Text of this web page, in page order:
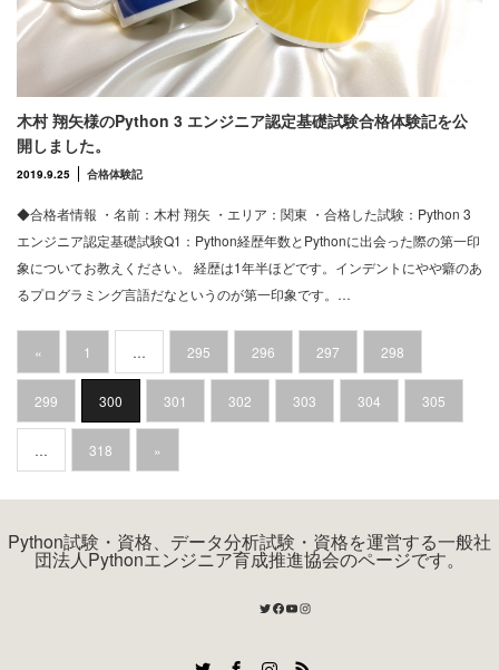
木村 翔矢様のPython 3 エンジニア認定基礎試験合格体験記を公
開しました。
2019.9.25 合格体験記
◆合格者情報 ・名前：木村 翔矢 ・エリア：関東 ・合格した試験：Python 3
エンジニア認定基礎試験Q1：Python経歴年数とPythonに出会った際の第一印
象についてお教えください。 経歴は1年半ほどです。インデントにやや癖のあ
るプログラミング言語だなというのが第一印象です。…
« 1 … 295 296 297 298
299 300 301 302 303 304 305
… 318 »
Python試験・資格、データ分析試験・資格を運営する一般社
団法人Pythonエンジニア育成推進協会のページです。
Twitter
Facebook
YouTube
Instagram
RSS